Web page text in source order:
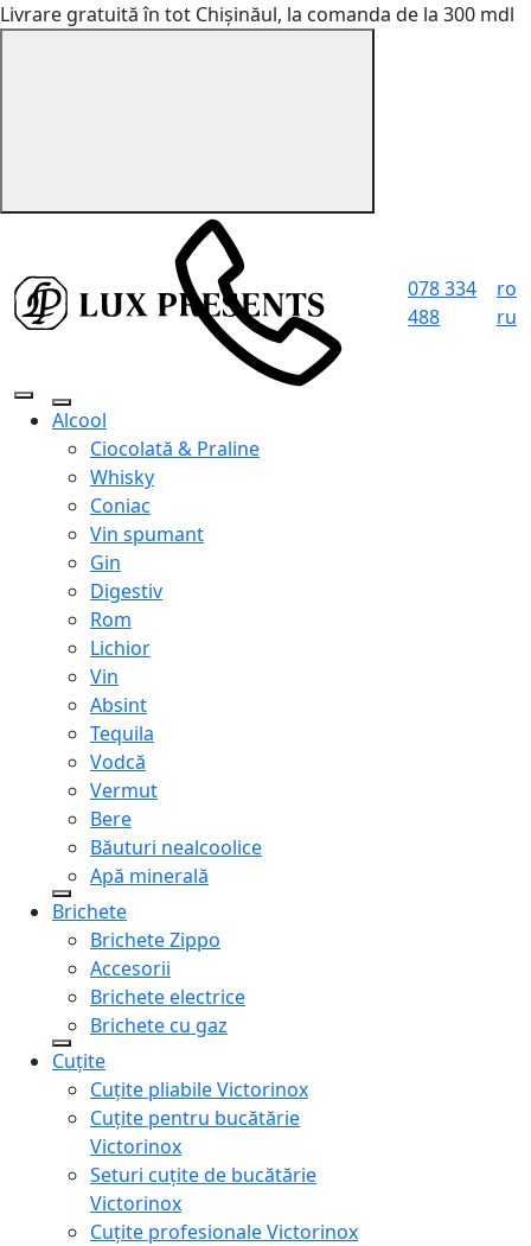
Livrare gratuită în tot Chișinăul, la comanda de la 300 mdl
078 334
488
ro
ru
Alcool
Ciocolată & Praline
Whisky
Coniac
Vin spumant
Gin
Digestiv
Rom
Lichior
Vin
Absint
Tequila
Vodcă
Vermut
Bere
Băuturi nealcoolice
Apă minerală
Brichete
Brichete Zippo
Accesorii
Brichete electrice
Brichete cu gaz
Cuțite
Cuțite pliabile Victorinox
Cuțite pentru bucătărie
Victorinox
Seturi cuțite de bucătărie
Victorinox
Cuțite profesionale Victorinox